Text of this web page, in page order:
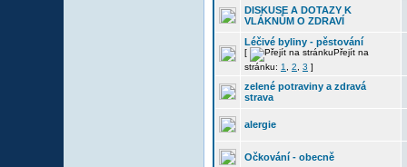
DISKUSE A DOTAZY K
VLÁKNŮM O ZDRAVÍ
Léčivé byliny - pěstování
[
Přejít na
stránku: 1 2 3 ]
zelené potraviny a zdravá
strava
alergie
Očkování - obecně